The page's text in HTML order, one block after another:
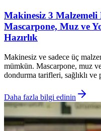
Makinesiz 3
Mascarpone, Muz ve
Hazırlık
Makinesiz ve sadece üç
mümkün. Mascarpone, muz ve
dondurma tarifleri, sağlıklı ve
Daha fazla bilgi edinin